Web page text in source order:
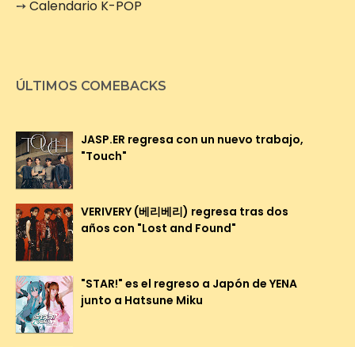
➙Calendario K-POP
ÚLTIMOS COMEBACKS
JASP.ER regresa con un nuevo trabajo,
"Touch"
VERIVERY (베리베리) regresa tras dos
años con "Lost and Found"
"STAR!" es el regreso a Japón de YENA
junto a Hatsune Miku